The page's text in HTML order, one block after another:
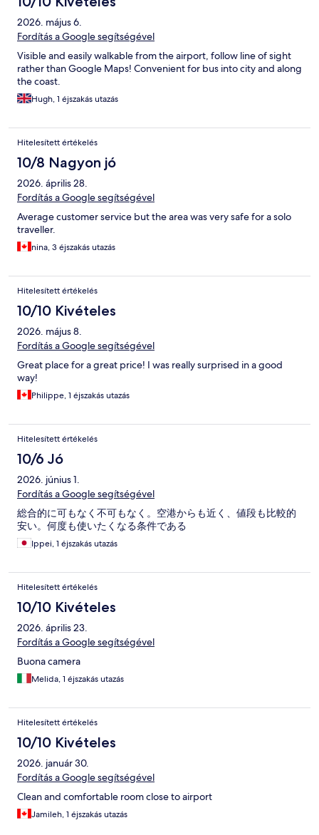
2026. május 6.
Fordítás a Google segítségével
Visible and easily walkable from the airport, follow line of sight
rather than Google Maps! Convenient for bus into city and along
the coast.
Hugh, 1 éjszakás utazás
Hitelesített értékelés
10/8 Nagyon jó
2026. április 28.
Fordítás a Google segítségével
Average customer service but the area was very safe for a solo
traveller.
nina, 3 éjszakás utazás
Hitelesített értékelés
10/10 Kivételes
2026. május 8.
Fordítás a Google segítségével
Great place for a great price! I was really surprised in a good
way!
Philippe, 1 éjszakás utazás
Hitelesített értékelés
10/6 Jó
2026. június 1.
Fordítás a Google segítségével
総合的に可もなく不可もなく。空港からも近く、値段も比較的
安い。何度も使いたくなる条件である
Ippei, 1 éjszakás utazás
Hitelesített értékelés
10/10 Kivételes
2026. április 23.
Fordítás a Google segítségével
Buona camera
Melida, 1 éjszakás utazás
Hitelesített értékelés
10/10 Kivételes
2026. január 30.
Fordítás a Google segítségével
Clean and comfortable room close to airport
Jamileh, 1 éjszakás utazás